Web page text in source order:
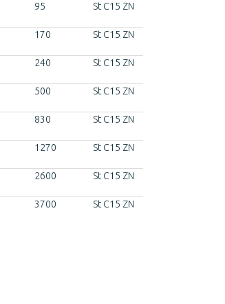
95 St C15 ZN
170 St C15 ZN
240 St C15 ZN
500 St C15 ZN
830 St C15 ZN
1270 St C15 ZN
2600 St C15 ZN
3700 St C15 ZN